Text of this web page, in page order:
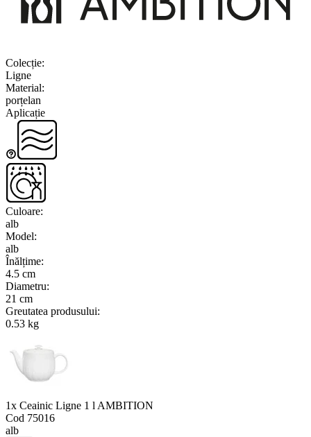
Colecție:
Ligne
Material:
porțelan
Aplicație
Culoare:
alb
Model:
alb
Înălțime:
4.5 cm
Diametru:
21 cm
Greutatea produsului:
0.53 kg
1x Ceainic Ligne 1 l AMBITION
Cod 75016
alb